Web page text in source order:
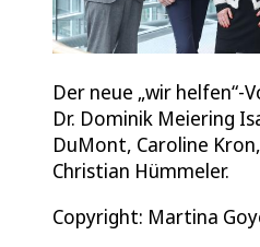
Der neue „wir helfen“-
Dr. Dominik Meiering
DuMont, Caroline
Christian Hümmeler.
Copyright: Martina